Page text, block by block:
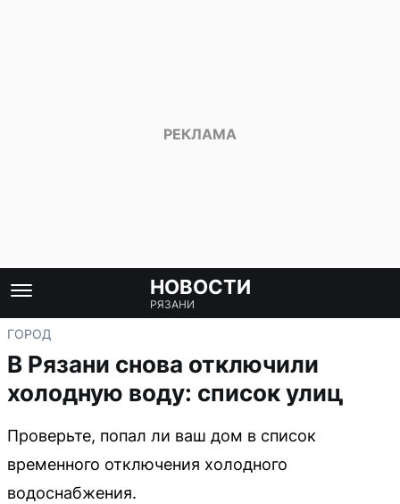
НОВОСТИ
РЯЗАНИ
ГОРОД
В Рязани снова отключили
холодную воду: список улиц
Проверьте, попал ли ваш дом в список
временного отключения холодного
водоснабжения.